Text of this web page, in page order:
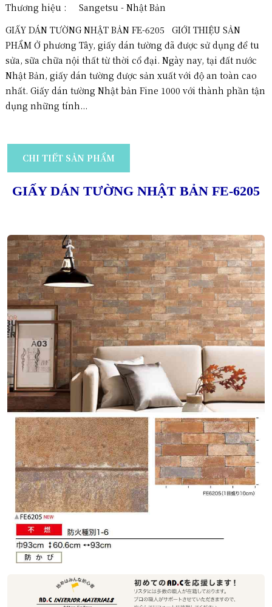
Thương hiệu :
Sangetsu - Nhật Bản
GIẤY DÁN TƯỜNG NHẬT BẢN FE-6205 GIỚI THIỆU SẢN
PHẨM Ở phương Tây, giấy dán tường đã được sử dụng để tu
sửa, sữa chữa nội thất từ ​​thời cổ đại. Ngày nay, tại đất nước
Nhật Bản, giấy dán tường được sản xuất với độ an toàn cao
nhất. Giấy dán tường Nhật bản Fine 1000 với thành phần tận
dụng những tính...
CHI TIẾT SẢN PHẨM
GIẤY DÁN TƯỜNG NHẬT BẢN FE-6205